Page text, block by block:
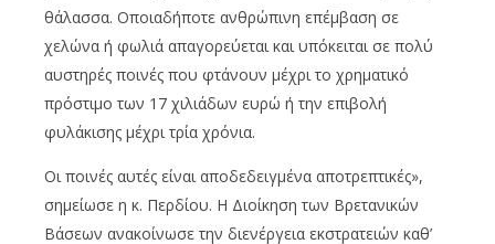
θάλασσα. Οποιαδήποτε ανθρώπινη επέμβαση σε
χελώνα ή φωλιά απαγορεύεται και υπόκειται σε πολύ
αυστηρές ποινές που φτάνουν μέχρι το χρηματικό
πρόστιμο των 17 χιλιάδων ευρώ ή την επιβολή
φυλάκισης μέχρι τρία χρόνια.
Οι ποινές αυτές είναι αποδεδειγμένα αποτρεπτικές»,
σημείωσε η κ. Περδίου. Η Διοίκηση των Βρετανικών
Βάσεων ανακοίνωσε την διενέργεια εκστρατειών καθ’